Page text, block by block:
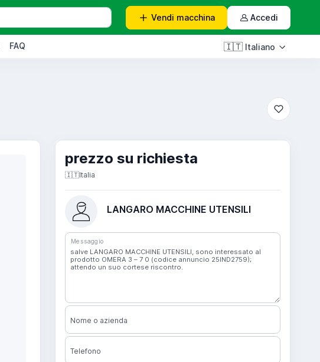
Vendi macchina Accedi
FAQ 🇮🇹 Italiano
prezzo su richiesta
🇮🇹Italia
LANGARO MACCHINE UTENSILI
Messaggio
Nome o azienda
Telefono